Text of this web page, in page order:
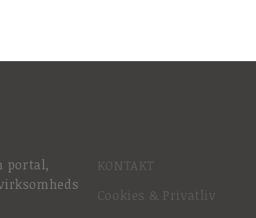
portal,
KONTAKT
Cookies & Privatliv